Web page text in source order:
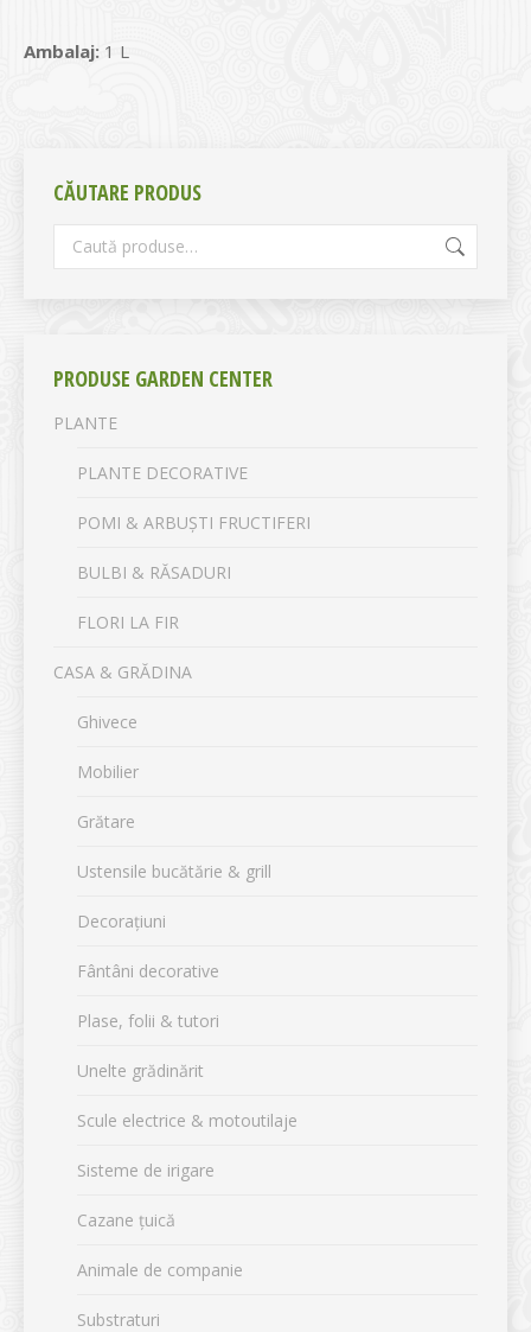
Ambalaj: 1 L
CĂUTARE PRODUS
PRODUSE GARDEN CENTER
PLANTE
PLANTE DECORATIVE
POMI & ARBUȘTI FRUCTIFERI
BULBI & RĂSADURI
FLORI LA FIR
CASA & GRĂDINA
Ghivece
Mobilier
Grătare
Ustensile bucătărie & grill
Decorațiuni
Fântâni decorative
Plase, folii & tutori
Unelte grădinărit
Scule electrice & motoutilaje
Sisteme de irigare
Cazane țuică
Animale de companie
Substraturi